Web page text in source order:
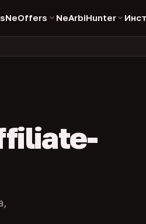
NeOffers NeArbiHunter